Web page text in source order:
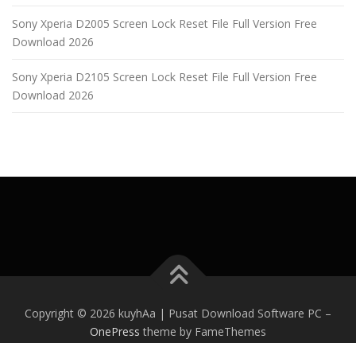
Sony Xperia D2005 Screen Lock Reset File Full Version Free
Download 2026
Sony Xperia D2105 Screen Lock Reset File Full Version Free
Download 2026
Copyright © 2026 kuyhAa | Pusat Download Software PC –
OnePress theme by FameThemes